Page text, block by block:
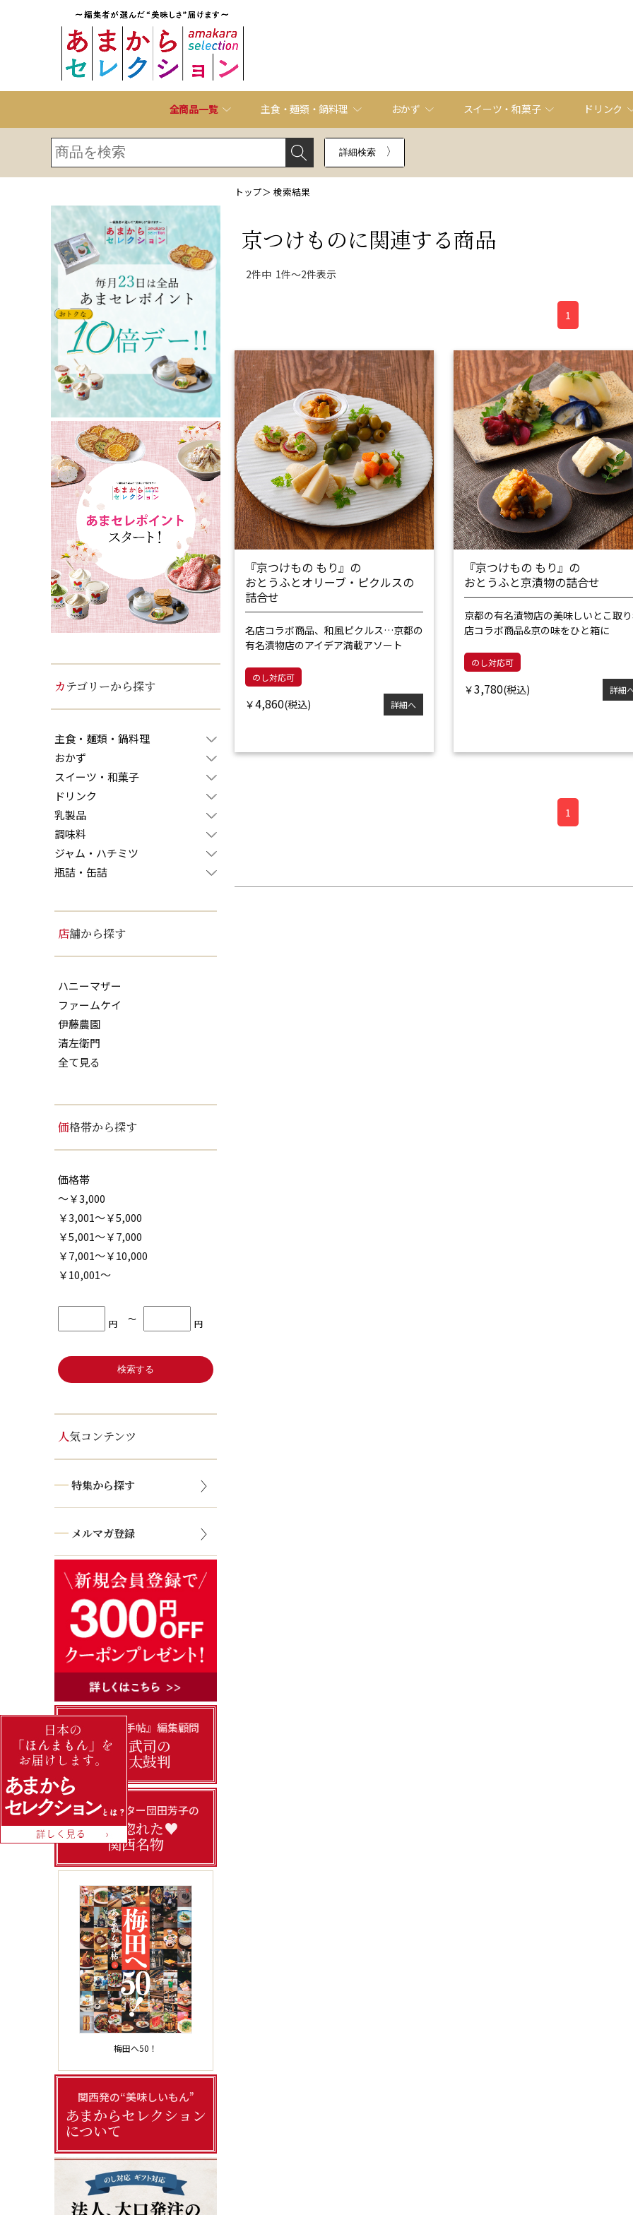
全商品一覧 主食・麺類・鍋料理 おかず スイーツ・和菓子 ドリンク
詳細検索
カテゴリーから探す
主食・麺類・鍋料理
おかず
スイーツ・和菓子
ドリンク
乳製品
調味料
ジャム・ハチミツ
瓶詰・缶詰
店舗から探す
ハニーマザー
ファームケイ
伊藤農園
清左衛門
全て見る
価格帯から探す
価格帯
～￥3,000
￥3,001～￥5,000
￥5,001～￥7,000
￥7,001～￥10,000
￥10,001～
円 〜 円
人気コンテンツ
特集から探す
メルマガ登録
『あまから手帖』編集顧問
門上武司の
美味太鼓判
フードライター団田芳子の
私の惚れた♥
関西名物
梅田へ50！
関西発の“美味しいもん”
あまからセレクション
について
トップ＞ 検索結果
京つけものに関連する商品
2件中 1件～2件表示
1
『京つけもの もり』の
おとうふとオリーブ・ピクルスの
詰合せ
名店コラボ商品、和風ピクルス…京都の
有名漬物店のアイデア満載アソート
のし対応可
￥4,860 詳細へ
『京つけもの もり』の
おとうふと京漬物の詰合せ
京都の有名漬物店の美味しいとこ取り
店コラボ商品&京の味をひと箱に
のし対応可
￥3,780 詳細
1